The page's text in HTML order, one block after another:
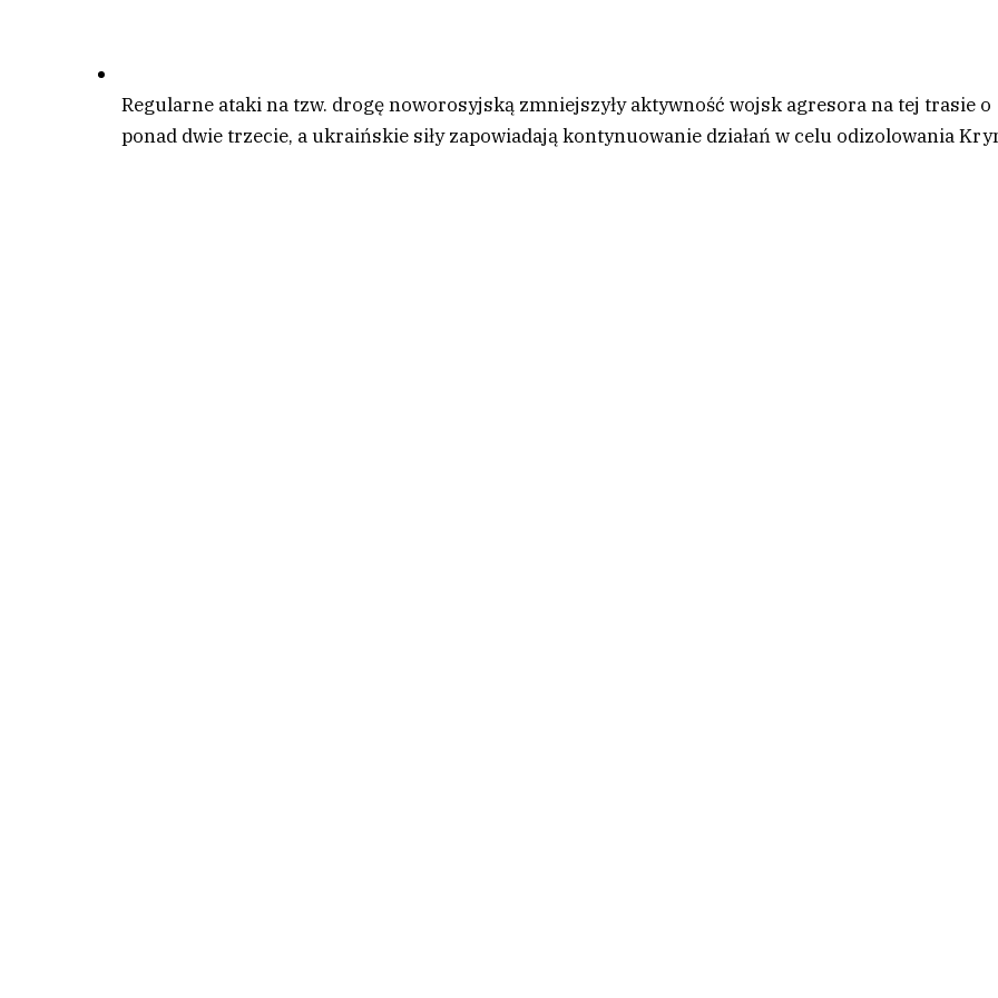
Regularne ataki na tzw. drogę noworosyjską zmniejszyły aktywność wojsk agresora na tej trasie o
ponad dwie trzecie, a ukraińskie siły zapowiadają kontynuowanie działań w celu odizolowania